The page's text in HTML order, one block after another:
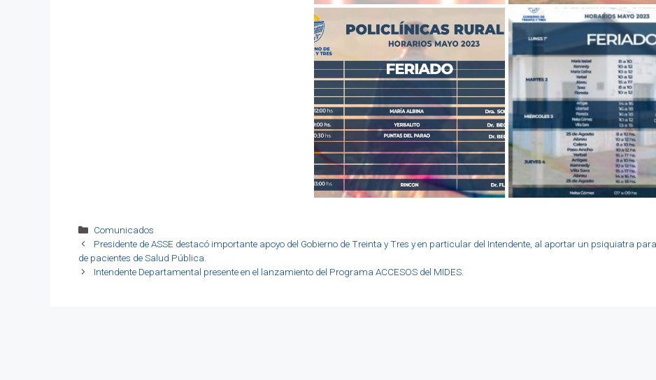
Categorías
Comunicados
Presidente de ASSE destacó importante apoyo del Gobierno de Treinta y Tres y en particular del Intendente, al aportar un psiquiatra
de pacientes de Salud Pública.
Intendente Departamental presente en el lanzamiento del Programa ACCESOS del MIDES.